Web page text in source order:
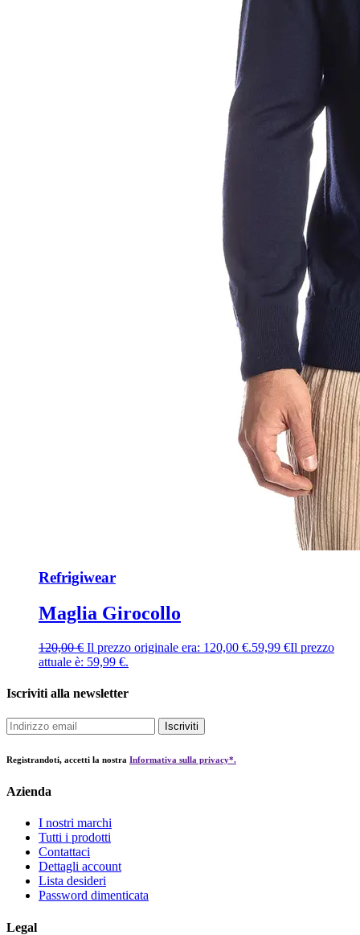
Refrigiwear
Maglia Girocollo
120,00€ Il prezzo originale era: 120,00 €.59,99 €Il prezzo
attuale è: 59,99 €.
Iscriviti alla newsletter
Iscriviti
Registrandoti, accetti la nostra Informativa sulla privacy*.
Azienda
I nostri marchi
Tutti i prodotti
Contattaci
Dettagli account
Lista desideri
Password dimenticata
Legal